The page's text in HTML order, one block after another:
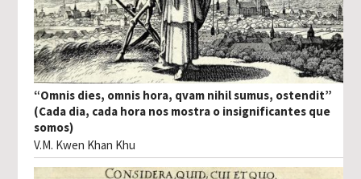
“Omnis dies, omnis hora, qvam nihil sumus, ostendit”
(Cada dia, cada hora nos mostra o insignificantes que
somos)
V.M. Kwen Khan Khu